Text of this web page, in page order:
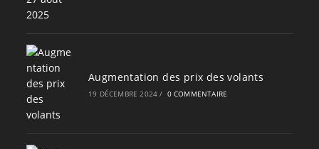
Augmentation des prix des volants
19 DÉCEMBRE 2024 / 0 COMMENTAIRE